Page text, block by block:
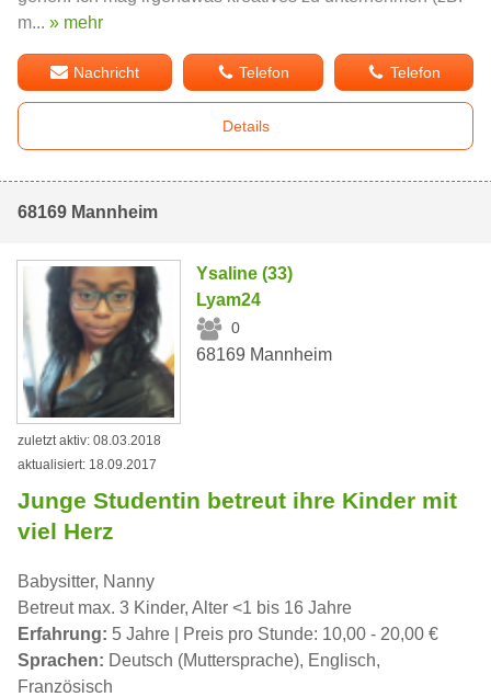
m... » mehr
Nachricht Telefon Telefon
Details
68169 Mannheim
Ysaline (33)
Lyam24
0
68169 Mannheim
zuletzt aktiv: 08.03.2018
aktualisiert: 18.09.2017
Junge Studentin betreut ihre Kinder mit
viel Herz
Babysitter, Nanny
Betreut max. 3 Kinder, Alter <1 bis 16 Jahre
Erfahrung: 5 Jahre | Preis pro Stunde: 10,00 - 20,00 €
Sprachen: Deutsch (Muttersprache), Englisch,
Französisch